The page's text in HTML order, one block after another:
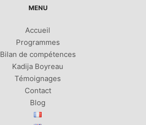
MENU
Accueil
Programmes
Bilan de compétences
Kadija Boyreau
Témoignages
Contact
Blog